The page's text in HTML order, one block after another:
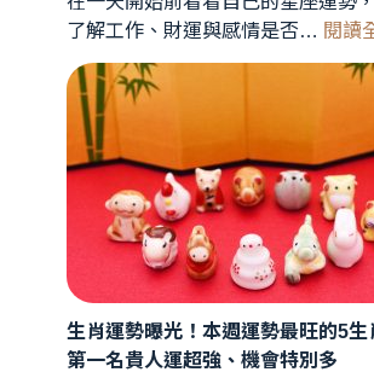
了解工作、財運與感情是否… 閱讀
生肖運勢曝光！本週運勢最旺的5生
第一名貴人運超強、機會特別多